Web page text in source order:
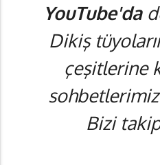
YouTube'da
Dikiş
çeşitlerine
Bizi